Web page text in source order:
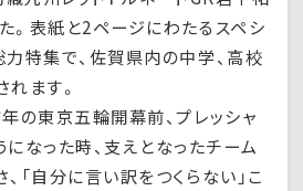
。表紙と2ページにわたるスペシ
力特集で、佐賀県内の中学、高校
ます。
の東京五輪開幕前、プレッシャ
なった時、支えとなったチーム
「自分に言い訳をつくらない」こ